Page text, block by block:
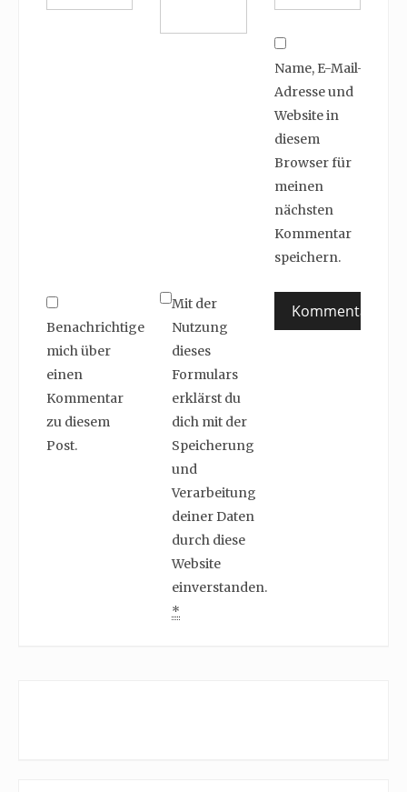
Name, E-Mail-
Adresse und
Website in
diesem
Browser für
meinen
nächsten
Kommentar
speichern.
Benachrichtige
mich über
einen
Kommentar
zu diesem
Post.
Mit der
Nutzung
dieses
Formulars
erklärst du
dich mit der
Speicherung
und
Verarbeitung
deiner Daten
durch diese
Website
einverstanden.
*